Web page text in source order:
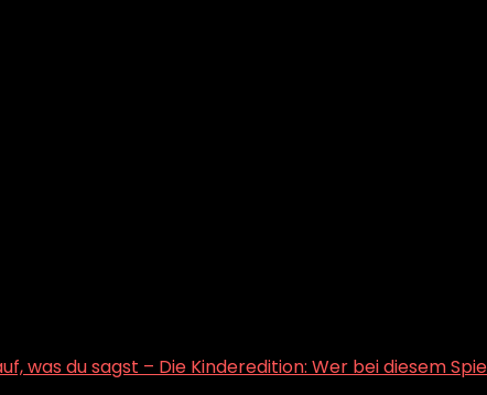
was du sagst – Die Kinderedition: Wer bei diesem